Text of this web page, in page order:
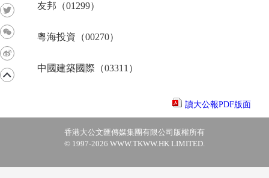
友邦（01299）
粵海投資（00270）
中國建築國際（03311）
讀大公報PDF版面
香港大公文匯傳媒集團有限公司版權所有
© 1997-2026 WWW.TKWW.HK LIMITED.